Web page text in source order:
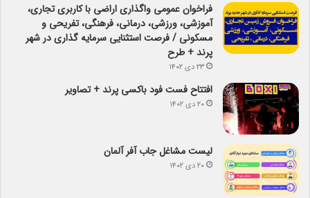
فراخوان عمومی واگذاری اراضی با کاربری تجاری،
آموزشی، ورزشی، درمانی، فرهنگی، تفریحی و
مسکونی / فرصت استثنایی سرمایه گذاری در شهر
پرند + طرح
۲۳ دی ۱۴۰۲
افتتاح فست فود باکسی پرند + تصاویر
۲۰ دی ۱۴۰۲
لیست مشاغل جاب آفر آلمان
۲۰ دی ۱۴۰۲